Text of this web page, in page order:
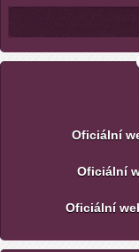
Oficiální
Oficiální
Oficiální